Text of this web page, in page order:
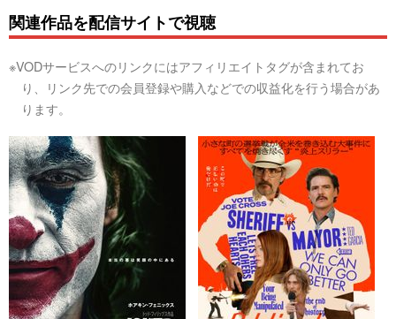
関連作品を配信サイトで視聴
※VODサービスへのリンクにはアフィリエイトタグが含まれてお
り、リンク先での会員登録や購入などでの収益化を行う場合があ
ります。